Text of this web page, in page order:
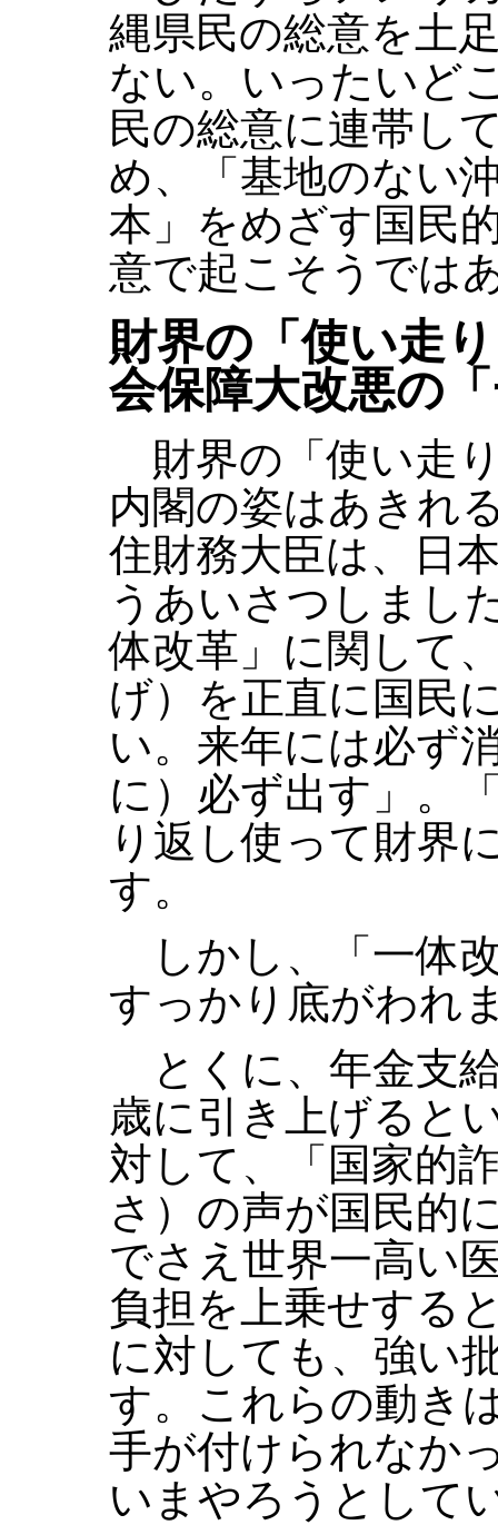
縄県民の総意を土
ない。いったいど
民の総意に連帯し
め、「基地のない
本」をめざす国民
意で起こそうでは
財界の「使い走
会保障大改悪の
財界の「使い走
内閣の姿はあきれ
住財務大臣は、日
うあいさつしまし
体改革」に関して
げ）を正直に国民
い。来年には必ず
に）必ず出す」。
り返し使って財界
す。
しかし、「一体
すっかり底がわれ
とくに、年金支
歳に引き上げると
対して、「国家的
さ）の声が国民的
でさえ世界一高い
負担を上乗せする
に対しても、強い
す。これらの動き
手が付けられなか
いまやろうとして